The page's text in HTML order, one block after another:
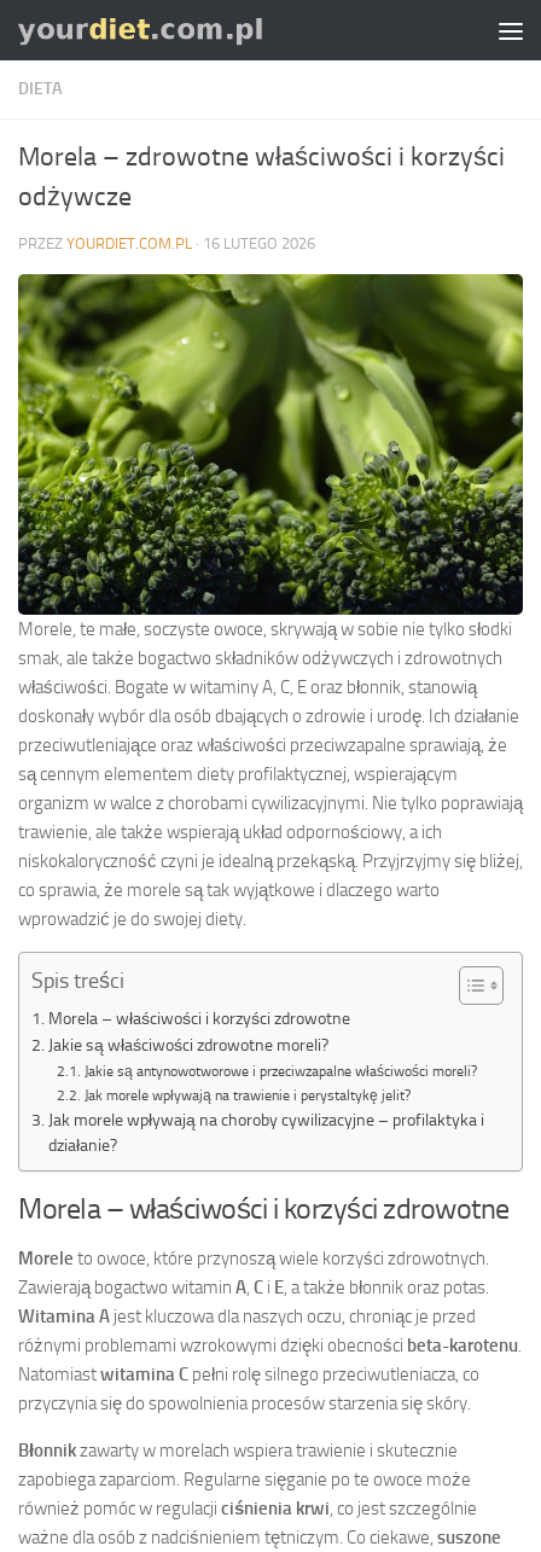
Skip to content
DIETA
Morela – zdrowotne właściwości i korzyści
odżywcze
PRZEZ YOURDIET.COM.PL · 16 LUTEGO 2026
Morele, te małe, soczyste owoce, skrywają w sobie nie tylko słodki
smak, ale także bogactwo składników odżywczych i zdrowotnych
właściwości. Bogate w witaminy A, C, E oraz błonnik, stanowią
doskonały wybór dla osób dbających o zdrowie i urodę. Ich działanie
przeciwutleniające oraz właściwości przeciwzapalne sprawiają, że
są cennym elementem diety profilaktycznej, wspierającym
organizm w walce z chorobami cywilizacyjnymi. Nie tylko poprawiają
trawienie, ale także wspierają układ odpornościowy, a ich
niskokaloryczność czyni je idealną przekąską. Przyjrzyjmy się bliżej,
co sprawia, że morele są tak wyjątkowe i dlaczego warto
wprowadzić je do swojej diety.
Spis treści
Morela – właściwości i korzyści zdrowotne
Jakie są właściwości zdrowotne moreli?
Jakie są antynowotworowe i przeciwzapalne właściwości moreli?
Jak morele wpływają na trawienie i perystaltykę jelit?
Jak morele wpływają na choroby cywilizacyjne – profilaktyka i
działanie?
Morela – właściwości i korzyści zdrowotne
Morele to owoce, które przynoszą wiele korzyści zdrowotnych.
Zawierają bogactwo witamin A, C i E, a także błonnik oraz potas.
Witamina A jest kluczowa dla naszych oczu, chroniąc je przed
różnymi problemami wzrokowymi dzięki obecności beta-karotenu.
Natomiastwitamina C pełni rolę silnego przeciwutleniacza, co
przyczynia się do spowolnienia procesów starzenia się skóry.
Błonnikzawarty w morelach wspiera trawienie i skutecznie
zapobiega zaparciom. Regularne sięganie po te owoce może
również pomóc w regulacji ciśnienia krwi, co jest szczególnie
ważne dla osób z nadciśnieniem tętniczym. Co ciekawe, suszone